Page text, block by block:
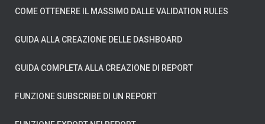
COME OTTENERE IL MASSIMO DALLE VALIDATION RULES
GUIDA ALLA CREAZIONE DELLE DASHBOARD
GUIDA COMPLETA ALLA CREAZIONE DI REPORT
FUNZIONE SUBSCRIBE DI UN REPORT